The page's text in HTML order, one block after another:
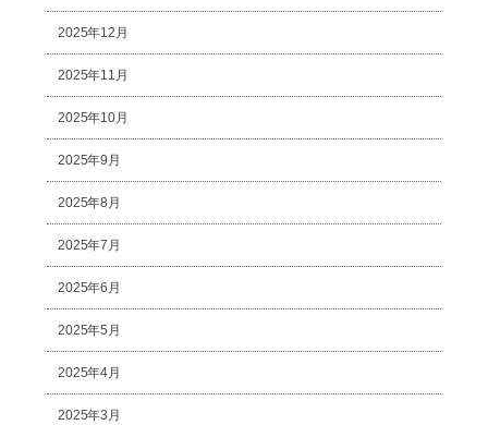
2025年12月
2025年11月
2025年10月
2025年9月
2025年8月
2025年7月
2025年6月
2025年5月
2025年4月
2025年3月